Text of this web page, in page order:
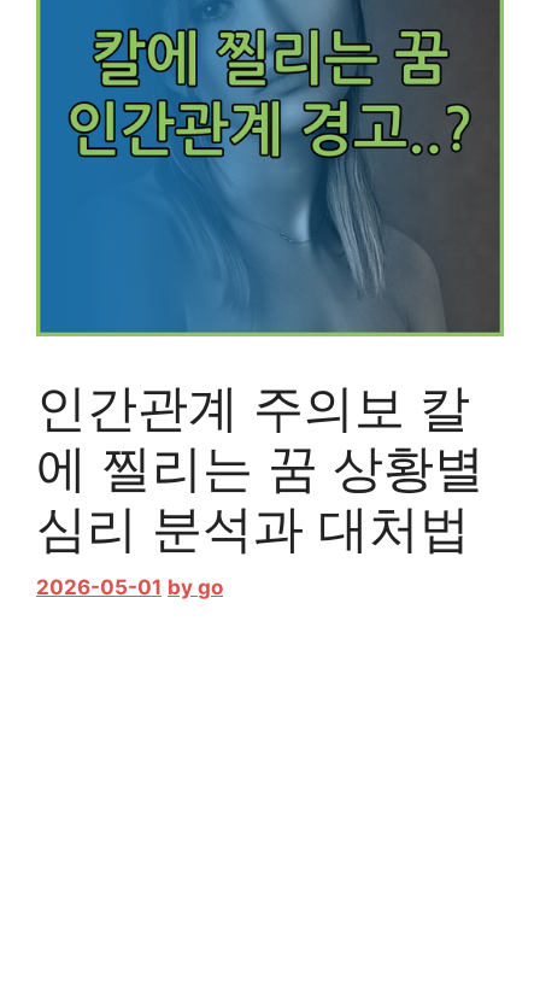
인간관계 주의보 칼
에 찔리는 꿈 상황별
심리 분석과 대처법
2026-05-01 by go